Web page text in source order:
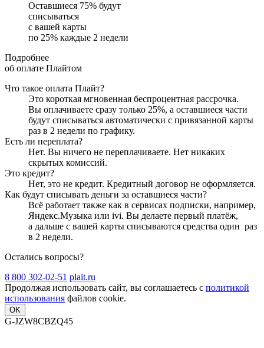
Оставшиеся 75% будут
списываться
с вашей карты
по 25% каждые 2 недели
Подробнее
об оплате Плайтом
Что такое оплата Плайт?
Это короткая мгновенная беспроцентная рассрочка.
Вы оплачиваете сразу только 25%, а оставшиеся части
будут списываться автоматически с привязанной карты
раз в 2 недели по графику.
Есть ли переплата?
Нет. Вы ничего не переплачиваете. Нет никаких
скрытых комиссий.
Это кредит?
Нет, это не кредит. Кредитный договор не оформляется.
Как будут списывать деньги за оставшиеся части?
Всё работает также как в сервисах подписки, например,
Яндекс.Музыка или ivi. Вы делаете первый платёж,
а дальше с вашей карты списываются средства один раз
в 2 недели.
Остались вопросы?
8 800 302-02-51 plait.ru
Продолжая использовать сайт, вы соглашаетесь с политикой
использования файлов cookie.
OK
G-JZW8CBZQ45